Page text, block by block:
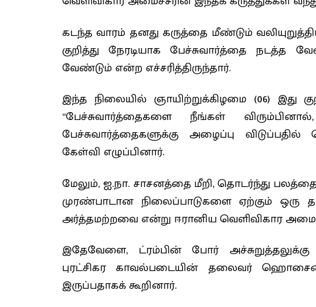
கடந்த வாரம் தனது கருத்தை மீண்டும்
குறித்து நேரடியாக பேச்சுவார்த்தை நடத்த
வேண்டும் என்ற எச்சரித்திருந்தார்.
இந்த நிலையில் ஞாயிற்றுக்கிழமை (06) இது
“பேச்சுவார்த்தைகளை நீங்கள்
பேச்சுவார்த்தைகளுக்கு அழைப்பு
கேள்வி எழுப்பினார்.
மேலும், ஐ.நா. சாசனத்தை மீறி, தொடர்ந்து
முரண்பாடான நிலைப்பாடுகளை ஏற்கும் ஒரு
அர்த்தமற்றவை என்று ஈரானிய வெளிவிகார
இதேவேளை, ட்ரம்பின் போர்
புரட்சிகர காவல்படையின் தலைவர் ஹொசைன்
இருப்பதாகக் கூறினார்.